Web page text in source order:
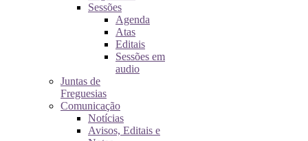
Sessões
Agenda
Atas
Editais
Sessões em
audio
Juntas de
Freguesias
Comunicação
Notícias
Avisos, Editais e